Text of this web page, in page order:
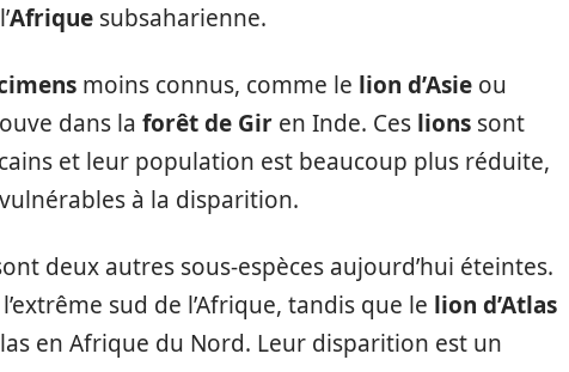
Afrique subsaharienne.
moins connus, comme le lion d’Asie ou
dans la forêt de Gir en Inde. Ces lions sont
et leur population est beaucoup plus réduite,
à la disparition.
deux autres sous-espèces aujourd’hui éteintes.
sud de l’Afrique, tandis que le lion d’Atlas
en Afrique du Nord. Leur disparition est un